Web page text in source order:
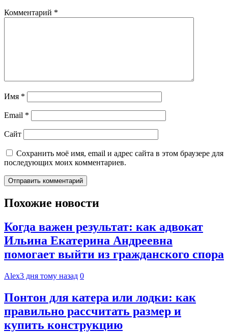
Комментарий *
Имя *
Email *
Сайт
Сохранить моё имя, email и адрес сайта в этом браузере для
последующих моих комментариев.
Похожие новости
Когда важен результат: как адвокат
Ильина Екатерина Андреевна
помогает выйти из гражданского спора
Alex3 дня тому назад 0
Понтон для катера или лодки: как
правильно рассчитать размер и
купить конструкцию